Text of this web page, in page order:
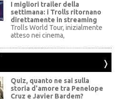
I migliori trailer della
settimana: i Trolls ritornano
direttamente in streaming
Trolls World Tour, inizialmente
atteso nei cinema,
Quiz, quanto ne sai sulla
storia d'amore tra Penelope
Cruz e Javier Bardem?